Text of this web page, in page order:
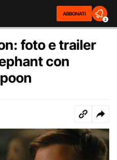
ABBONATI
2
foto e trailer
con